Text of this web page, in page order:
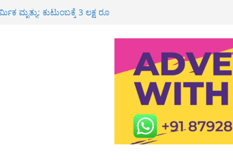
ಮೃತ್ಯು: ಕುಟುಂಬಕ್ಕೆ 3 ಲಕ್ಷ ರೂ
ಮೌಲ್ಯದ ಚಿನ್ನ ದರೋಡೆ: ಇಬ್ಬರ ಬಂಧನ
ಸೇವೆ
ಪಿಯು ಕಾಲೇಜುಗಳಿಗೆ ರಜೆ